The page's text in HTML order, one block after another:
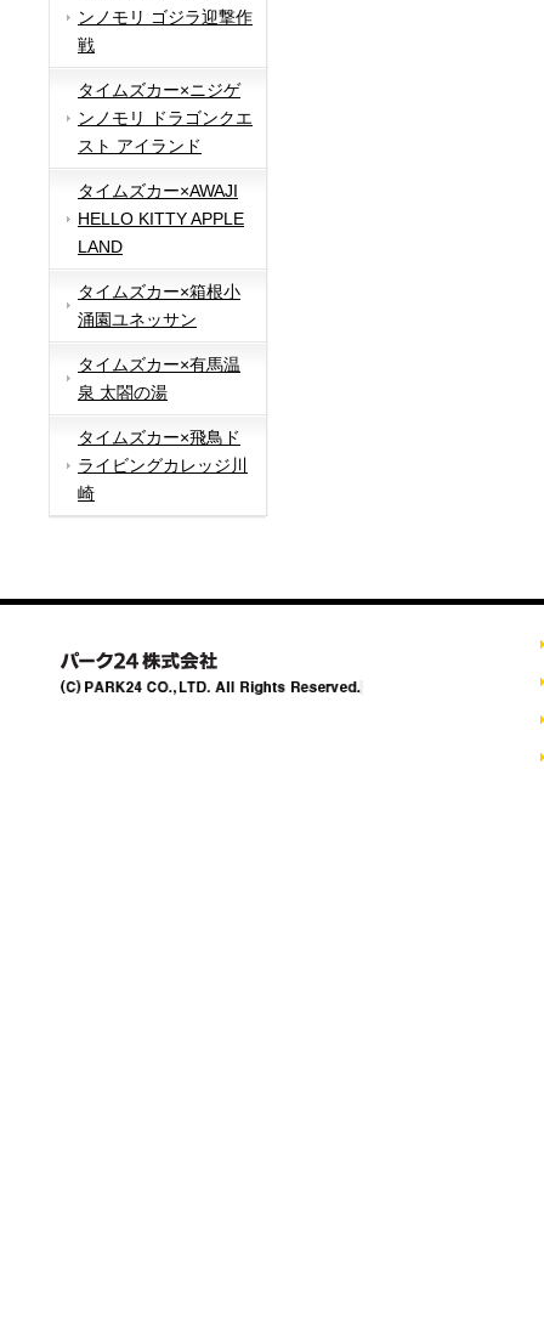
ンノモリ ゴジラ迎撃作
戦
タイムズカー×ニジゲ
ンノモリ ドラゴンクエ
スト アイランド
タイムズカー×AWAJI
HELLO KITTY APPLE
LAND
タイムズカー×箱根小
涌園ユネッサン
タイムズカー×有馬温
泉 太閤の湯
タイムズカー×飛鳥ド
ライビングカレッジ川
崎